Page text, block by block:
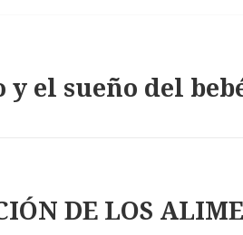
el sueño del
DE LOS